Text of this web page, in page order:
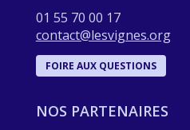
01 55 70 00 17
contact@lesvignes.org
FOIRE AUX QUESTIONS
NOS PARTENAIRES